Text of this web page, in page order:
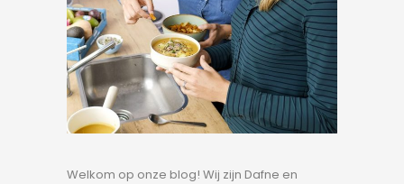
Welkom op onze blog! Wij zijn Dafne en